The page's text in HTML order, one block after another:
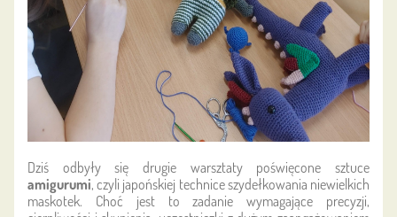
Dziś odbyły się drugie warsztaty poświęcone sztuce
amigurumi, czyli japońskiej technice szydełkowania niewielkich
maskotek. Choć jest to zadanie wymagające precyzji,